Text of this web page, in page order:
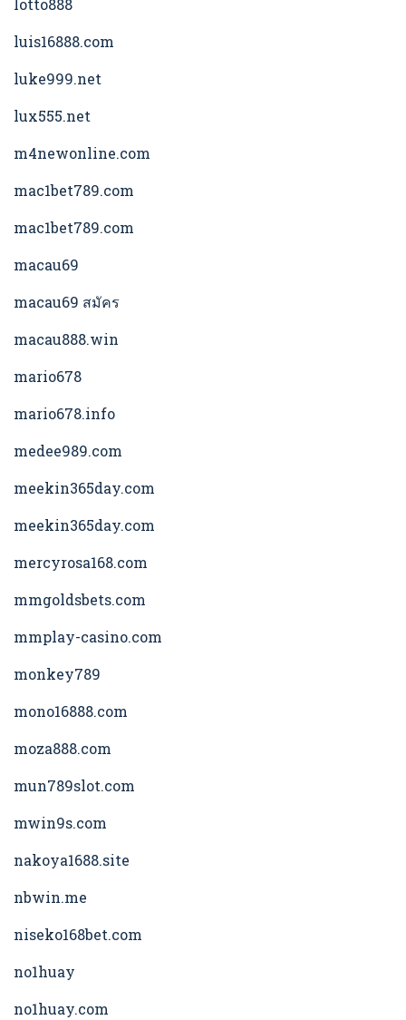
lotto888
luis16888.com
luke999.net
lux555.net
m4newonline.com
mac1bet789.com
mac1bet789.com
macau69
macau69 สมัคร
macau888.win
mario678
mario678.info
medee989.com
meekin365day.com
meekin365day.com
mercyrosa168.com
mmgoldsbets.com
mmplay-casino.com
monkey789
mono16888.com
moza888.com
mun789slot.com
mwin9s.com
nakoya1688.site
nbwin.me
niseko168bet.com
no1huay
no1huay.com